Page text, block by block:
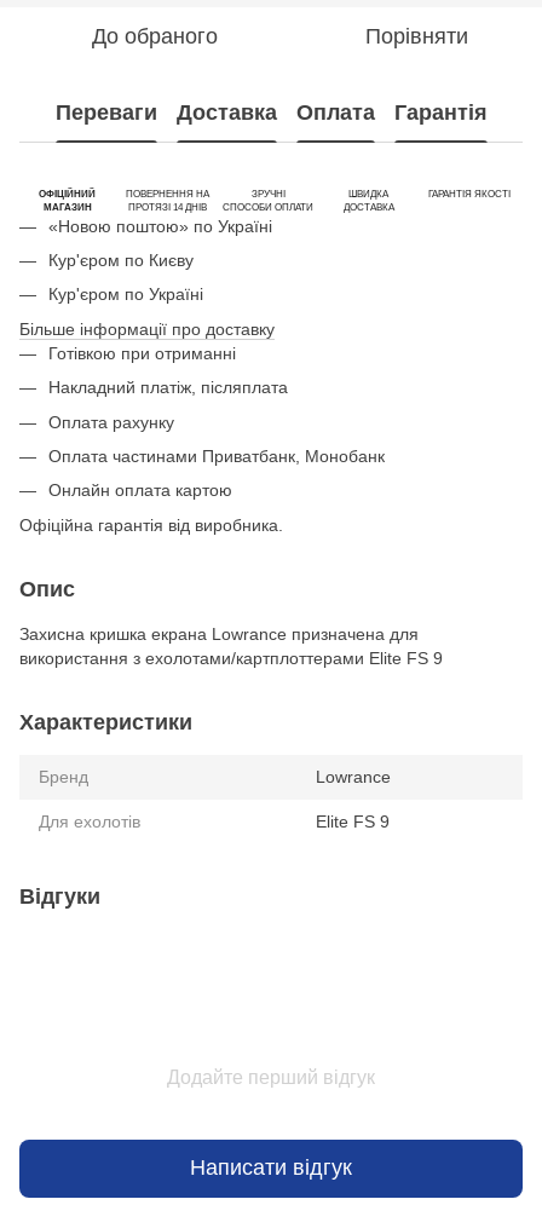
До обраного Порівняти
Переваги Доставка Оплата Гарантія
ОФІЦІЙНИЙ
МАГАЗИН
ПОВЕРНЕННЯ НА
ПРОТЯЗІ 14 ДНІВ
ЗРУЧНІ
СПОСОБИ ОПЛАТИ
ШВИДКА
ДОСТАВКА
ГАРАНТІЯ ЯКОСТІ
«Новою поштою» по Україні
Кур'єром по Києву
Кур'єром по Україні
Більше інформації про доставку
Готівкою при отриманні
Накладний платіж, післяплата
Оплата рахунку
Оплата частинами Приватбанк, Монобанк
Онлайн оплата картою
Офіційна гарантія від виробника.
Опис
Захисна кришка екрана Lowrance призначена для
використання з ехолотами/картплоттерами Elite FS 9
Характеристики
Бренд Lowrance
Для ехолотів Elite FS 9
Відгуки
Додайте перший відгук
Написати відгук